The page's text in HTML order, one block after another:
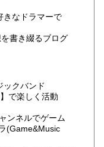
きなドラマーで
書き綴るブログ
ックバンド
で楽しく活動
ンネルでゲーム
(Game&Music